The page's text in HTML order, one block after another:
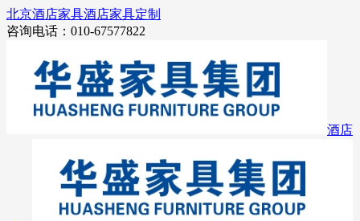
北京酒店家具酒店家具定制
咨询电话：010-67577822
酒店